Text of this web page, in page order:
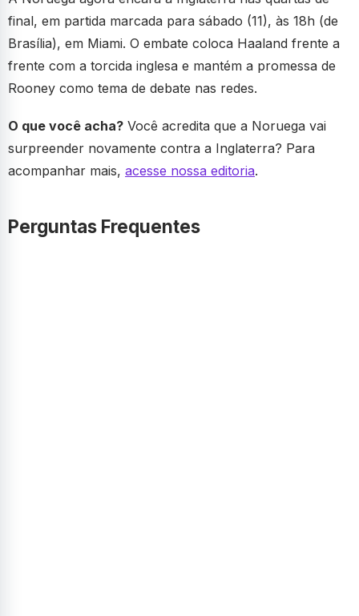
final, em partida marcada para sábado (11), às 18h (de
Brasília), em Miami. O embate coloca Haaland frente a
frente com a torcida inglesa e mantém a promessa de
Rooney como tema de debate nas redes.
O que você acha? Você acredita que a Noruega vai
surpreender novamente contra a Inglaterra? Para
acompanhar mais, acesse nossa editoria.
Perguntas Frequentes